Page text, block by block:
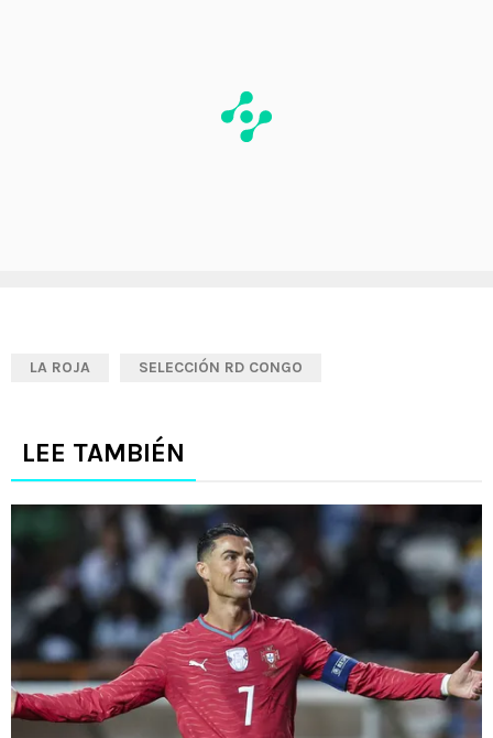
LA ROJA SELECCIÓN RD CONGO
LEE TAMBIÉN